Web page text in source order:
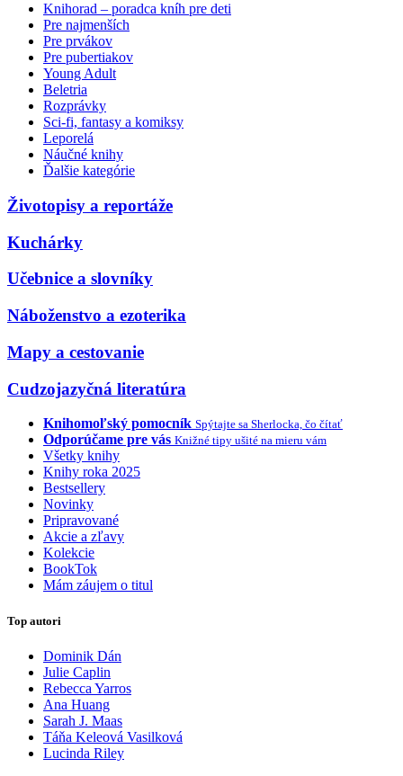
Knihorad – poradca kníh pre deti
Pre najmenších
Pre prvákov
Pre pubertiakov
Young Adult
Beletria
Rozprávky
Sci-fi, fantasy a komiksy
Leporelá
Náučné knihy
Ďalšie kategórie
Životopisy a reportáže
Kuchárky
Učebnice a slovníky
Náboženstvo a ezoterika
Mapy a cestovanie
Cudzojazyčná literatúra
Knihomoľský pomocník Spýtajte sa Sherlocka, čo čítať
Odporúčame pre vás Knižné tipy ušité na mieru vám
Všetky knihy
Knihy roka 2025
Bestsellery
Novinky
Pripravované
Akcie a zľavy
Kolekcie
BookTok
Mám záujem o titul
Top autori
Dominik Dán
Julie Caplin
Rebecca Yarros
Ana Huang
Sarah J. Maas
Táňa Keleová Vasilková
Lucinda Riley